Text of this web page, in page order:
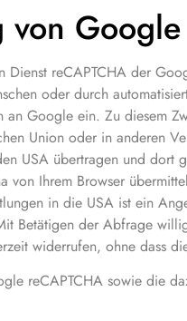
Dienst reCAPTCHA der
oder durch
an Google ein. Zu diesem
Union oder in anderen
USA übertragen und dort
von Ihrem Browser
in die USA ist ein
Betätigen der Abfrage
widerrufen, ohne dass
reCAPTCHA sowie die